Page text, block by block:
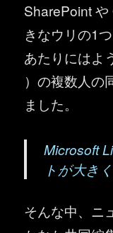
SharePoint
きなウリの1
あたりにはよ
）の複数人の
ました。
Microsoft
トが大き
そんな中、ニ